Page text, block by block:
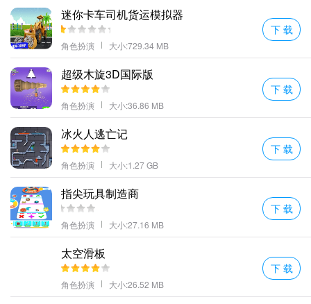
迷你卡车司机货运模拟器
角色扮演 大小:729.34 MB
下 载
超级木旋3D国际版
角色扮演 大小:36.86 MB
下 载
冰火人逃亡记
角色扮演 大小:1.27 GB
下 载
指尖玩具制造商
角色扮演 大小:27.16 MB
下 载
太空滑板
角色扮演 大小:26.52 MB
下 载